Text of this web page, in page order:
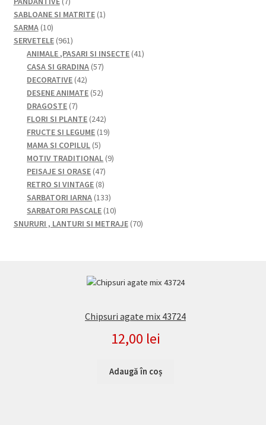
produse
SABLOANE SI MATRITE 11
SARMA 1010
produse
SERVETELE 961961
de
produse
ANIMALE ,PASARI SI INSECTE 4141
CASA SI GRADINA 5757
produse
DECORATIVE 4242
de
DESENE ANIMATE 5252
produse
DRAGOSTE 77
produse
FLORI SI PLANTE 242242
de
FRUCTE SI LEGUME 1919
MAMA SI COPILUL 55
produse
MOTIV TRADITIONAL 99
PEISAJE SI ORASE 4747
de
produse
RETRO SI VINTAGE 88
produse
SARBATORI IARNA 133133
de
produse
SARBATORI PASCALE 1010
produse
SNURURI , LANTURI SI METRAJE 7070
Chipsuri agate mix 43724
12,00 lei
Adaugă în coș